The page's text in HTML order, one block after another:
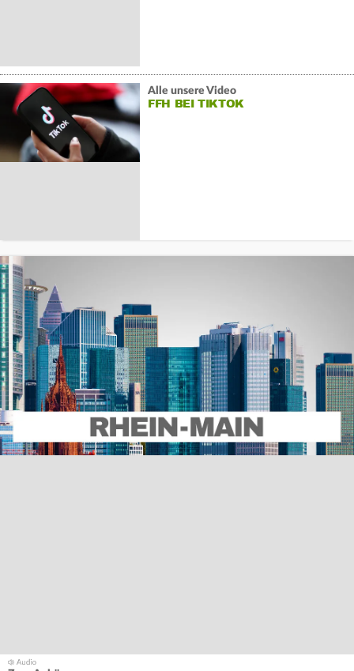
Alle unsere Video
FFH BEI TIKTOK